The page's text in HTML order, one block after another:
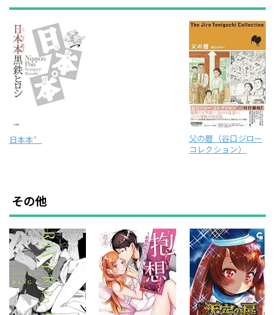
日本本゜
父の暦（谷口ジロー
コレクション）
その他